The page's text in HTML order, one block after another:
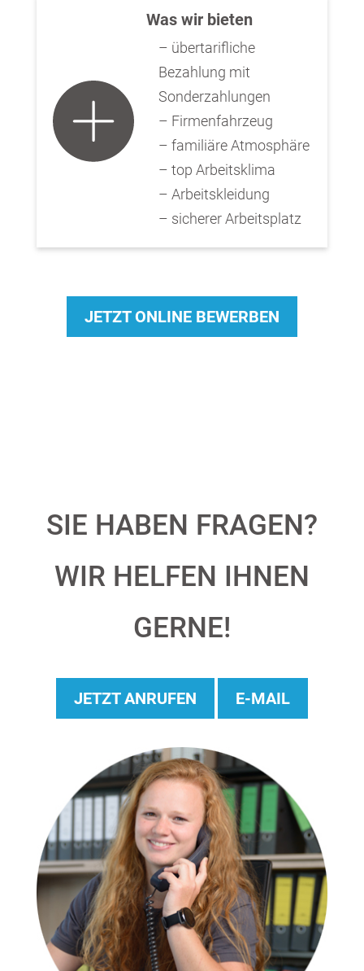
Was wir bieten
– übertarifliche
Bezahlung mit
Sonderzahlungen
– Firmenfahrzeug
– familiäre Atmosphäre
– top Arbeitsklima
– Arbeitskleidung
– sicherer Arbeitsplatz
JETZT ONLINE BEWERBEN
SIE HABEN FRAGEN?
WIR HELFEN IHNEN
GERNE!
JETZT ANRUFEN E-MAIL